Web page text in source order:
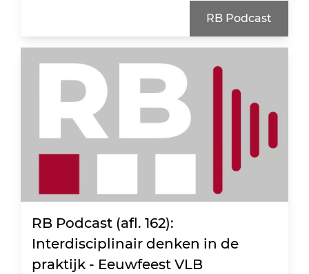
RB Podcast
RB Podcast (afl. 162):
Interdisciplinair denken in de
praktijk - Eeuwfeest VLB